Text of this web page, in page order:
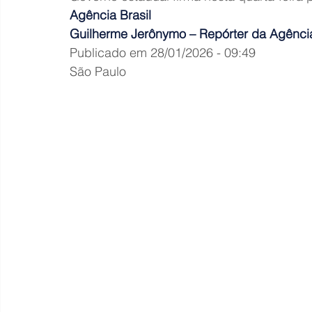
Agência Brasil
Guilherme Jerônymo – Repórter da
Publicado em 28/01/2026 - 09:49
São Paulo